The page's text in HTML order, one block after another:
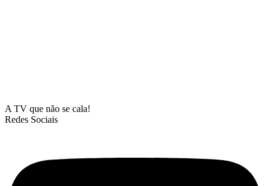
A TV que não se cala!
Redes Sociais